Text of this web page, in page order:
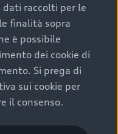
raccolti per le
finalità sopra
è possibile
dei cookie di
Si prega di
sui cookie per
il consenso.